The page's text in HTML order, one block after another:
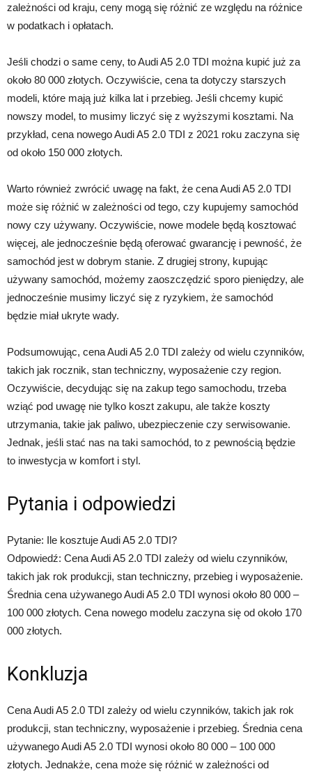
zależności od kraju, ceny mogą się różnić ze względu na różnice
w podatkach i opłatach.
Jeśli chodzi o same ceny, to Audi A5 2.0 TDI można kupić już za
około 80 000 złotych. Oczywiście, cena ta dotyczy starszych
modeli, które mają już kilka lat i przebieg. Jeśli chcemy kupić
nowszy model, to musimy liczyć się z wyższymi kosztami. Na
przykład, cena nowego Audi A5 2.0 TDI z 2021 roku zaczyna się
od około 150 000 złotych.
Warto również zwrócić uwagę na fakt, że cena Audi A5 2.0 TDI
może się różnić w zależności od tego, czy kupujemy samochód
nowy czy używany. Oczywiście, nowe modele będą kosztować
więcej, ale jednocześnie będą oferować gwarancję i pewność, że
samochód jest w dobrym stanie. Z drugiej strony, kupując
używany samochód, możemy zaoszczędzić sporo pieniędzy, ale
jednocześnie musimy liczyć się z ryzykiem, że samochód
będzie miał ukryte wady.
Podsumowując, cena Audi A5 2.0 TDI zależy od wielu czynników,
takich jak rocznik, stan techniczny, wyposażenie czy region.
Oczywiście, decydując się na zakup tego samochodu, trzeba
wziąć pod uwagę nie tylko koszt zakupu, ale także koszty
utrzymania, takie jak paliwo, ubezpieczenie czy serwisowanie.
Jednak, jeśli stać nas na taki samochód, to z pewnością będzie
to inwestycja w komfort i styl.
Pytania i odpowiedzi
Pytanie: Ile kosztuje Audi A5 2.0 TDI?
Odpowiedź: Cena Audi A5 2.0 TDI zależy od wielu czynników,
takich jak rok produkcji, stan techniczny, przebieg i wyposażenie.
Średnia cena używanego Audi A5 2.0 TDI wynosi około 80 000 –
100 000 złotych. Cena nowego modelu zaczyna się od około 170
000 złotych.
Konkluzja
Cena Audi A5 2.0 TDI zależy od wielu czynników, takich jak rok
produkcji, stan techniczny, wyposażenie i przebieg. Średnia cena
używanego Audi A5 2.0 TDI wynosi około 80 000 – 100 000
złotych. Jednakże, cena może się różnić w zależności od